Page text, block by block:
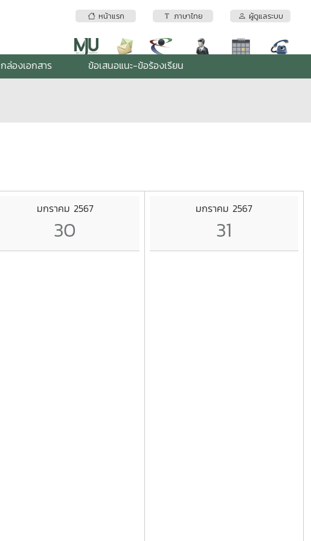
หน้าแรก ภาษาไทย ผู้ดูแลระบบ
กล่องเอกสาร ข้อเสนอแนะ-ข้อร้องเรียน
มกราคม 2567
30
มกราคม 2567
31